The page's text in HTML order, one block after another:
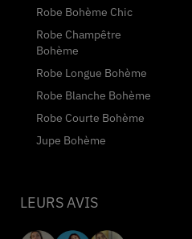
Robe Bohème Chic
Robe Champêtre
Bohème
Robe Longue Bohème
Robe Blanche Bohème
Robe Courte Bohème
Jupe Bohème
LEURS AVIS